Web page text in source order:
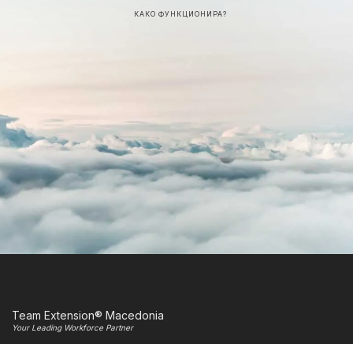
КАКО ФУНКЦИОНИРА?
Team Extension® Macedonia
Your Leading Workforce Partner